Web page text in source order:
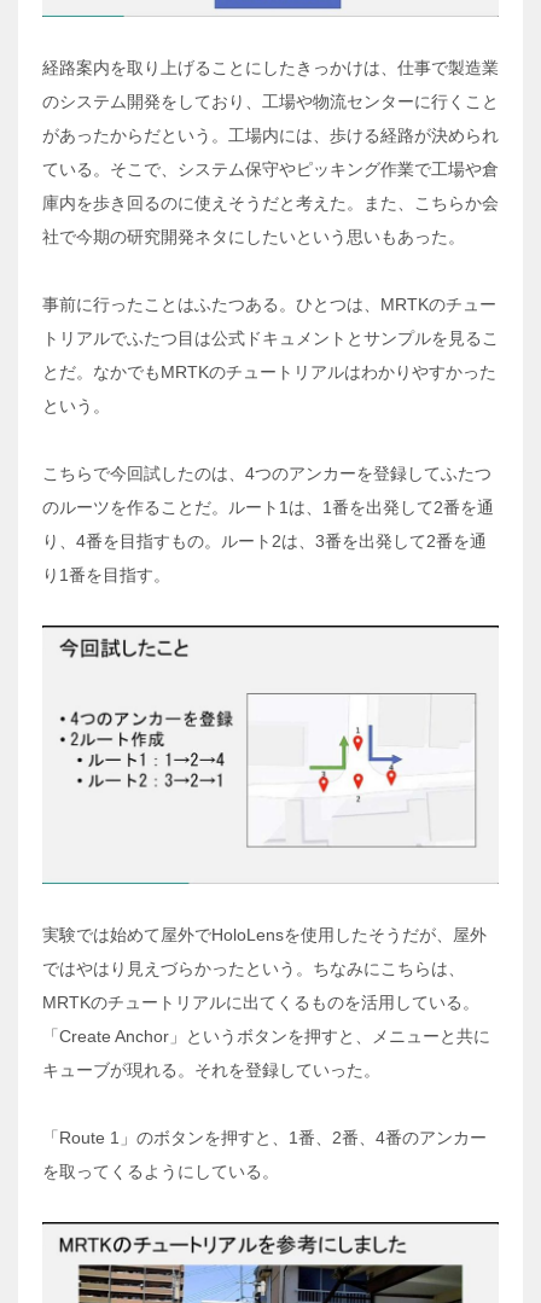
経路案内を取り上げることにしたきっかけは、仕事で製造業
のシステム開発をしており、工場や物流センターに行くこと
があったからだという。工場内には、歩ける経路が決められ
ている。そこで、システム保守やピッキング作業で工場や倉
庫内を歩き回るのに使えそうだと考えた。また、こちらか会
社で今期の研究開発ネタにしたいという思いもあった。
事前に行ったことはふたつある。ひとつは、MRTKのチュー
トリアルでふたつ目は公式ドキュメントとサンプルを見るこ
とだ。なかでもMRTKのチュートリアルはわかりやすかった
という。
こちらで今回試したのは、4つのアンカーを登録してふたつ
のルーツを作ることだ。ルート1は、1番を出発して2番を通
り、4番を目指すもの。ルート2は、3番を出発して2番を通
り1番を目指す。
実験では始めて屋外でHoloLensを使用したそうだが、屋外
ではやはり見えづらかったという。ちなみにこちらは、
MRTKのチュートリアルに出てくるものを活用している。
「Create Anchor」というボタンを押すと、メニューと共に
キューブが現れる。それを登録していった。
「Route 1」のボタンを押すと、1番、2番、4番のアンカー
を取ってくるようにしている。